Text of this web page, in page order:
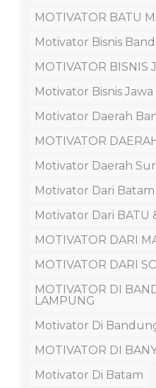
MOTIVATOR BATU
Motivator Bisnis
MOTIVATOR BISNIS
Motivator Bisnis
Motivator Daerah
MOTIVATOR
Motivator Daerah
Motivator Dari Batam
Motivator Dari BATU
MOTIVATOR DARI
MOTIVATOR DARI
MOTIVATOR DI
LAMPUNG
Motivator Di
MOTIVATOR DI
Motivator Di Batam